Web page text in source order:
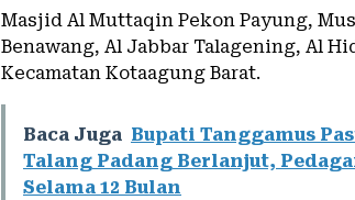
Masjid Al Muttaqin Pekon Payung,
Benawang, Al Jabbar Talagening, Al
Kecamatan Kotaagung Barat.
Baca Juga Bupati Tanggamus
Talang Padang Berlanjut,
Selama 12 Bulan